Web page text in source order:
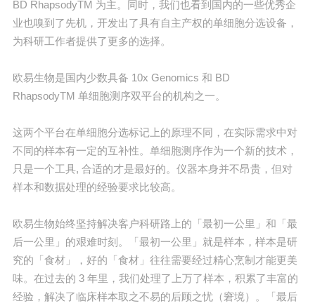
BD RhapsodyTM 为主。同时，我们也看到国内的一些优秀企
业也嗅到了先机，开发出了具有自主产权的单细胞分选设备，
为科研工作者提供了更多的选择。
欧易生物是国内少数具备 10x Genomics 和 BD
RhapsodyTM 单细胞测序双平台的机构之一。
这两个平台在单细胞分选标记上的原理不同，在实际需求中对
不同的样本有一定的互补性。单细胞测序作为一个新的技术，
只是一个工具, 合适的才是最好的。仪器本身并不昂贵，但对
样本和数据处理的经验要求比较高。
欧易生物始终坚持解决客户科研路上的「最初一公里」和「最
后一公里」的艰难时刻。「最初一公里」就是样本，样本是研
究的「食材」，好的「食材」往往需要经过精心烹制才能更美
味。在过去的 3 年里，我们处理了上万了样本，积累了丰富的
经验，解决了临床样本取之不易的后顾之忧（窘境）。「最后